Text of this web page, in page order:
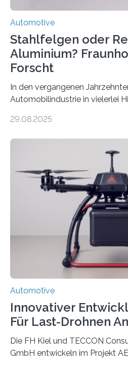
Automotive
Stahlfelgen oder
Aluminium?
Forscht
In den vergangenen
Automobilindustrie in vielerlei
hat Aluminium aufgrund seiner
auch grundlegende Fragen
und Ressourcennutzung auf.
Herstellung von Aluminium ist
verursacht erhebliche CO2-
Rohstahl sogar das zehnfache.
Fraunhofer-Instituts für
Verarbeitungstechnik IGCV
29.08.2025
Automotive
Innovativer
Für Last-Drohnen
Die FH Kiel und TECCON
GmbH entwickeln im Projekt